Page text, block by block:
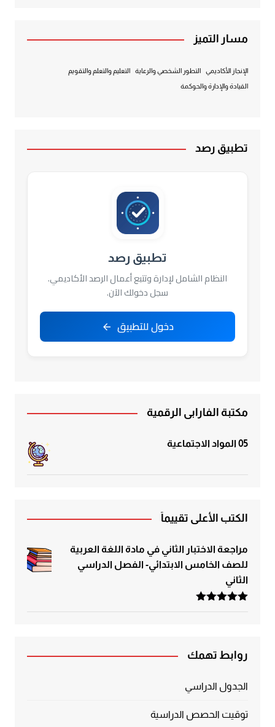
مسار التميز
الإنجاز الأكاديمي التطور الشخصي والرعاية التعليم والتعلم والتقويم
القيادة والإدارة والحوكمة
تطبيق رصد
تطبيق رصد
النظام الشامل لإدارة وتتبع أعمال الرصد الأكاديمي.
سجل دخولك الآن.
دخول للتطبيق
مكتبة الفارابي الرقمية
05 المواد الاجتماعية
الكتب الأعلى تقييماً
مراجعة الاختبار الثاني في مادة اللغة العربية
للصف الخامس الابتدائي- الفصل الدراسي
الثاني
تم التقييم
روابط تهمك
الجدول الدراسي
توقيت الحصص الدراسية